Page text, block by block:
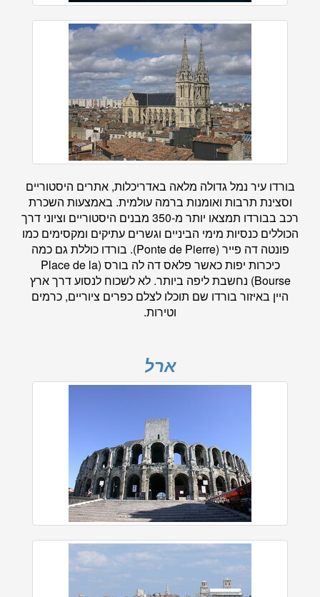
בורדו עיר נמל גדולה מלאה באדריכלות, אתרים היסטוריים
וסצינת תרבות ואומנות ברמה עולמית. באמצעות השכרת
רכב בבורדו תמצאו יותר מ-350 מבנים היסטוריים וציוני דרך
הכוללים כנסיות מימי הביניים וגשרים עתיקים ומקסימים כמו
פונטה דה פייר (Ponte de Pierre). בורדו כוללת גם כמה
כיכרות יפות כאשר פלאס דה לה בורס (Place de la
Bourse) נחשבת ליפה ביותר. לא לשכוח לנסוע דרך ארץ
היין באיזור בורדו שם תוכלו לצלם כפרים ציוריים, כרמים
וטירות.
ארל